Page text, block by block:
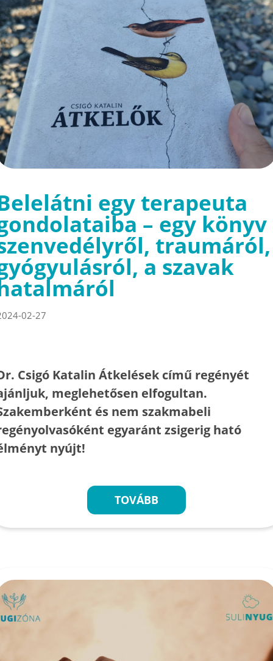
egy terapeuta
– egy könyv
traumáról,
a szavak
02-27
Csigó Katalin Átkelések című regényét
meglehetősen elfogultan.
és nem szakmabeli
egyaránt zsigerig ható
nyújt!
TOVÁBB